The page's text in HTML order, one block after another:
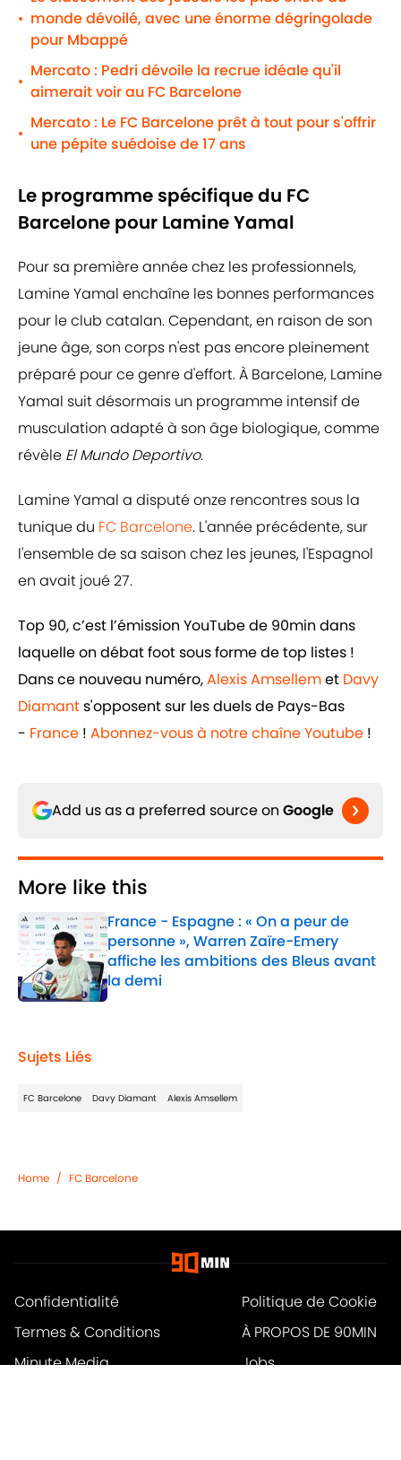
• monde dévoilé, avec une énorme dégringolade
pour Mbappé
•
Mercato : Pedri dévoile la recrue idéale qu'il
aimerait voir au FC Barcelone
•
Mercato : Le FC Barcelone prêt à tout pour s'offrir
une pépite suédoise de 17 ans
Le programme spécifique du FC
Barcelone pour Lamine Yamal
Pour sa première année chez les professionnels,
Lamine Yamal enchaîne les bonnes performances
pour le club catalan. Cependant, en raison de son
jeune âge, son corps n'est pas encore pleinement
préparé pour ce genre d'effort. À Barcelone, Lamine
Yamal suit désormais un programme intensif de
musculation adapté à son âge biologique, comme
révèle El Mundo Deportivo.
Lamine Yamal a disputé onze rencontres sous la
tunique du FC Barcelone. L'année précédente, sur
l'ensemble de sa saison chez les jeunes, l'Espagnol
en avait joué 27.
Top 90, c’est l’émission YouTube de 90min dans
laquelle on débat foot sous forme de top listes !
Dans ce nouveau numéro,Alexis Amsellemet Davy
Diamants'opposent sur les duels de Pays-Bas
- France ! Abonnez-vous à notre chaîne Youtube !
Add us as a preferred source on Google
More like this
France - Espagne : « On a peur de
personne », Warren Zaïre-Emery
affiche les ambitions des Bleus avant
la demi
Published by on Invalid Date
Sujets Liés
FC Barcelone Davy Diamant Alexis Amsellem
Home / FC Barcelone
Confidentialité
Politique de Cookie
Termes & Conditions
À PROPOS DE 90MIN
Minute Media
Jobs